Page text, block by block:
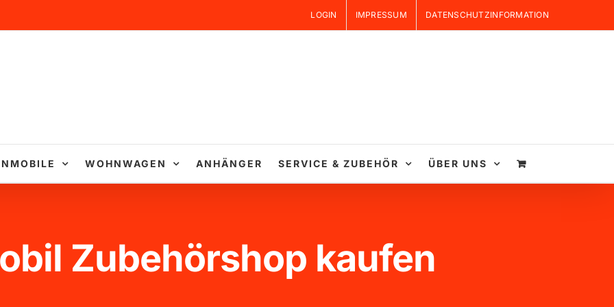
LOGIN IMPRESSUM DATENSCHUTZINFORMATION
WOHNWAGEN ANHÄNGER SERVICE & ZUBEHÖR ÜBER UNS
Zubehörshop kaufen